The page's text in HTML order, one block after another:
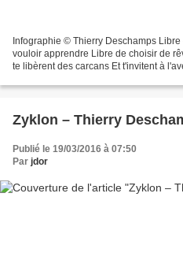
Infographie © Thierry Deschamps
vouloir apprendre Libre de choisir de
te libèrent des carcans Et t'invitent à
Zyklon – Thierry
Publié le 19/03/2016 à 07:50
Par jdor